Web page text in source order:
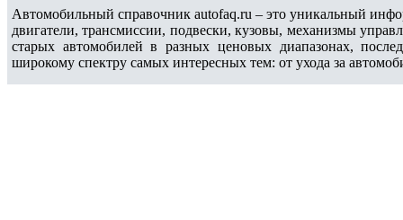
Автомобильный справочник autofaq.ru – это уникальный
двигатели, трансмиссии, подвески, кузовы, механизмы
старых автомобилей в разных ценовых диапазонах,
широкому спектру самых интересных тем: от ухода за